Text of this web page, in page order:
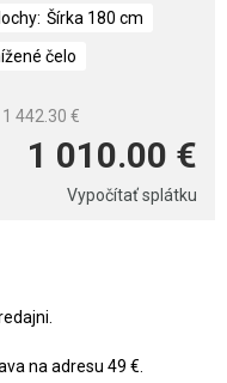
Šírka 180 cm
čelo
1 442.30 €
1 010.00 €
Vypočítať splátku
na adresu 49 €.